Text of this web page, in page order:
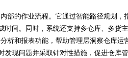
部的作业流程。它通过智能路径规划
时间。同时，系统还支持多仓库、多货
析和报表功能，帮助管理层洞察仓库
发现问题并采取针对性措施，促进仓库